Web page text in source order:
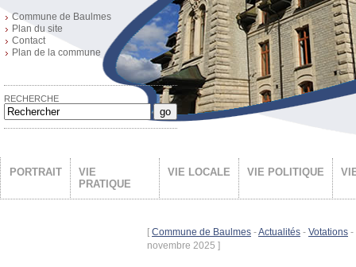
Commune de Baulmes
Plan du site
Contact
Plan de la commune
RECHERCHE
go
PORTRAIT
VIE
PRATIQUE
VIE LOCALE VIE POLITIQUE
[ Commune de Baulmes -Actualités - Votations -
novembre 2025 ]